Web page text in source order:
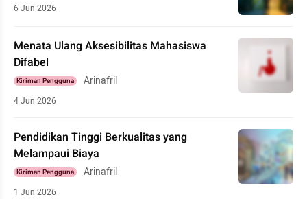
6 Jun 2026
Menata Ulang Aksesibilitas Mahasiswa
Difabel
Kiriman Pengguna Arinafril
4 Jun 2026
Pendidikan Tinggi Berkualitas yang
Melampaui Biaya
Kiriman Pengguna Arinafril
1 Jun 2026